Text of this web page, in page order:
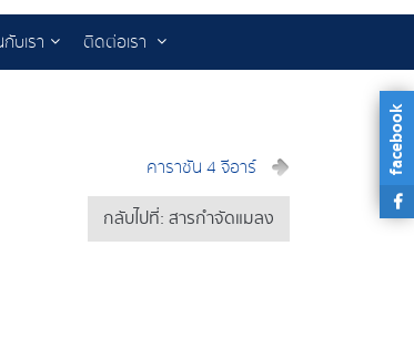
บเรา ติดต่อเรา
คาราซัน 4 จีอาร์
กลับไปที่: สารกำจัดแมลง
facebook